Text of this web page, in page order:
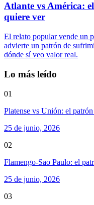
Atlante vs América:
quiere ver
El relato popular vende un
advierte un patrón de
dónde sí veo valor real.
Lo más leído
01
Platense vs Unión: el
25 de junio, 2026
02
Flamengo-Sao Paulo: el
25 de junio, 2026
03